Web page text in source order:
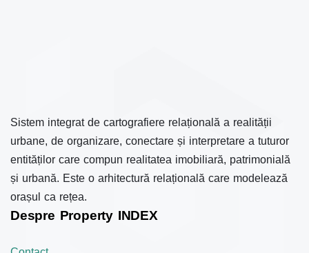
Sistem integrat de cartografiere relațională a realității
urbane, de organizare, conectare și interpretare a tuturor
entităților care compun realitatea imobiliară, patrimonială
și urbană. Este o arhitectură relațională care modelează
orașul ca rețea.
Despre Property INDEX